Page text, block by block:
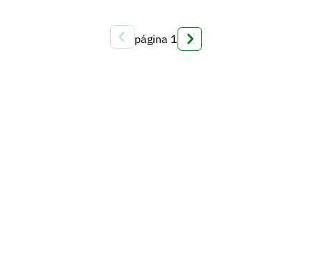
página 1